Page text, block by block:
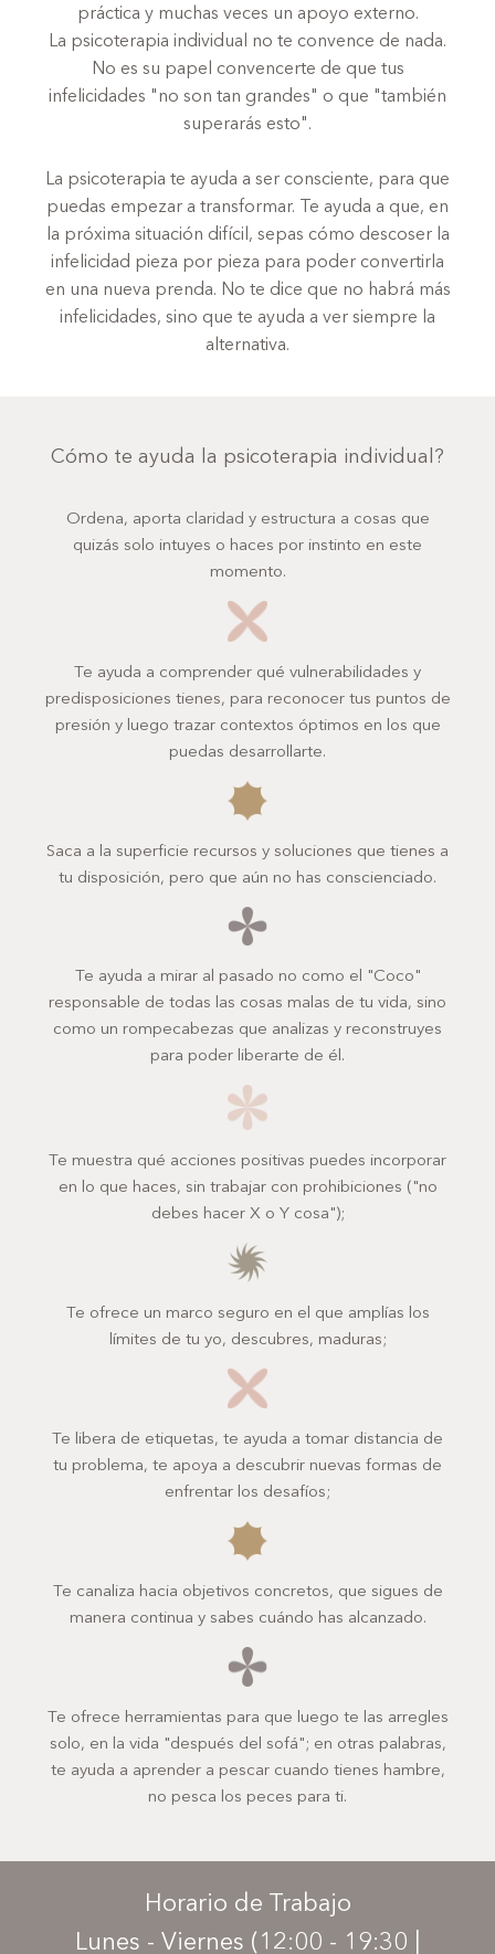
práctica y muchas veces un apoyo externo.
La psicoterapia individual no te convence de nada.
No es su papel convencerte de que tus
infelicidades "no son tan grandes" o que "también
superarás esto".
La psicoterapia te ayuda a ser consciente, para que
puedas empezar a transformar. Te ayuda a que, en
la próxima situación difícil, sepas cómo descoser la
infelicidad pieza por pieza para poder convertirla
en una nueva prenda. No te dice que no habrá más
infelicidades, sino que te ayuda a ver siempre la
alternativa.
Cómo te ayuda la psicoterapia individual?
Ordena, aporta claridad y estructura a cosas que
quizás solo intuyes o haces por instinto en este
momento.
Te ayuda a comprender qué vulnerabilidades y
predisposiciones tienes, para reconocer tus puntos de
presión y luego trazar contextos óptimos en los que
puedas desarrollarte.
Saca a la superficie recursos y soluciones que tienes a
tu disposición, pero que aún no has conscienciado.
Te ayuda a mirar al pasado no como el "Coco"
responsable de todas las cosas malas de tu vida, sino
como un rompecabezas que analizas y reconstruyes
para poder liberarte de él.
Te muestra qué acciones positivas puedes incorporar
en lo que haces, sin trabajar con prohibiciones ("no
debes hacer X o Y cosa");
Te ofrece un marco seguro en el que amplías los
límites de tu yo, descubres, maduras;
Te libera de etiquetas, te ayuda a tomar distancia de
tu problema, te apoya a descubrir nuevas formas de
enfrentar los desafíos;
Te canaliza hacia objetivos concretos, que sigues de
manera continua y sabes cuándo has alcanzado.
Te ofrece herramientas para que luego te las arregles
solo, en la vida "después del sofá"; en otras palabras,
te ayuda a aprender a pescar cuando tienes hambre,
no pesca los peces para ti.
Horario de Trabajo
Lunes - Viernes (12:00 - 19:30 |